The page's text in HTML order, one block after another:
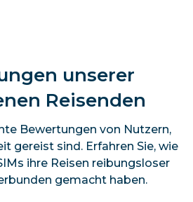
unserer
Reisenden
Bewertungen von Nutzern,
gereist sind. Erfahren Sie, wie
ihre Reisen reibungsloser
gemacht haben.